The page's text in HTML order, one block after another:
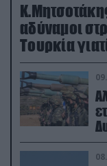
αδύναμοι
Τουρκία
(βίντεο)